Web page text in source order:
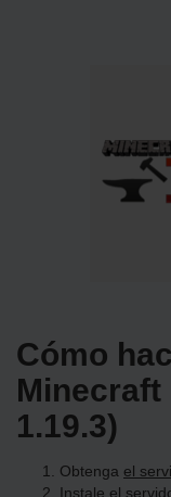
Cómo
Minecraft
1.19.3)
Obtenga el
Instale el